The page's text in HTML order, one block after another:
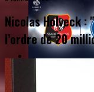
Nicolas Holveck :
l’ordre de 20